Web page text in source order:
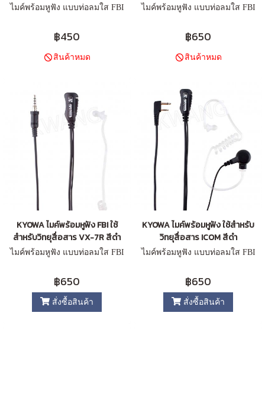
ไมค์พร้อมหูฟัง แบบท่อลมใส FBI
฿450
สินค้าหมด
ไมค์พร้อมหูฟัง แบบท่อลมใส FBI
฿650
สินค้าหมด
KYOWA ไมค์พร้อมหูฟัง FBI ใช้
สำหรับวิทยุสื่อสาร VX-7R สีดำ
ไมค์พร้อมหูฟัง แบบท่อลมใส FBI
฿650
สั่งซื้อสินค้า
KYOWA ไมค์พร้อมหูฟัง ใช้สำหรับ
วิทยุสื่อสาร ICOM สีดำ
ไมค์พร้อมหูฟัง แบบท่อลมใส FBI
฿650
สั่งซื้อสินค้า